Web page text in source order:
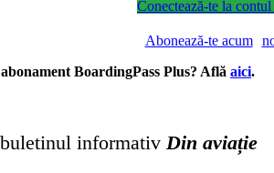
Conectează-te la contul
Abonează-te acum
BoardingPass Plus? Află aici.
informativ Din aviație